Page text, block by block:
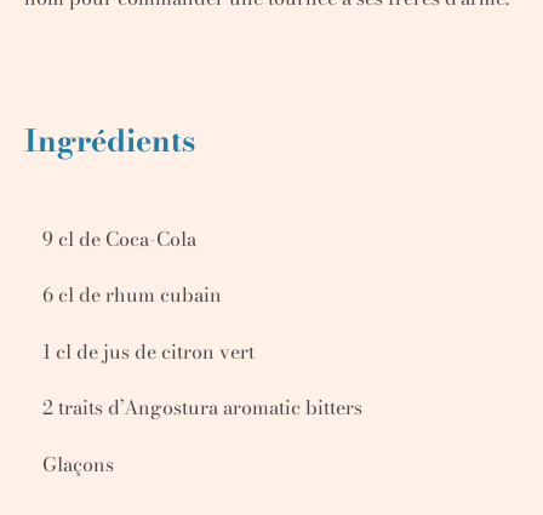
Ingrédients
9 cl de Coca-Cola
6 cl de rhum cubain
1 cl de jus de citron vert
2 traits d’Angostura aromatic bitters
Glaçons